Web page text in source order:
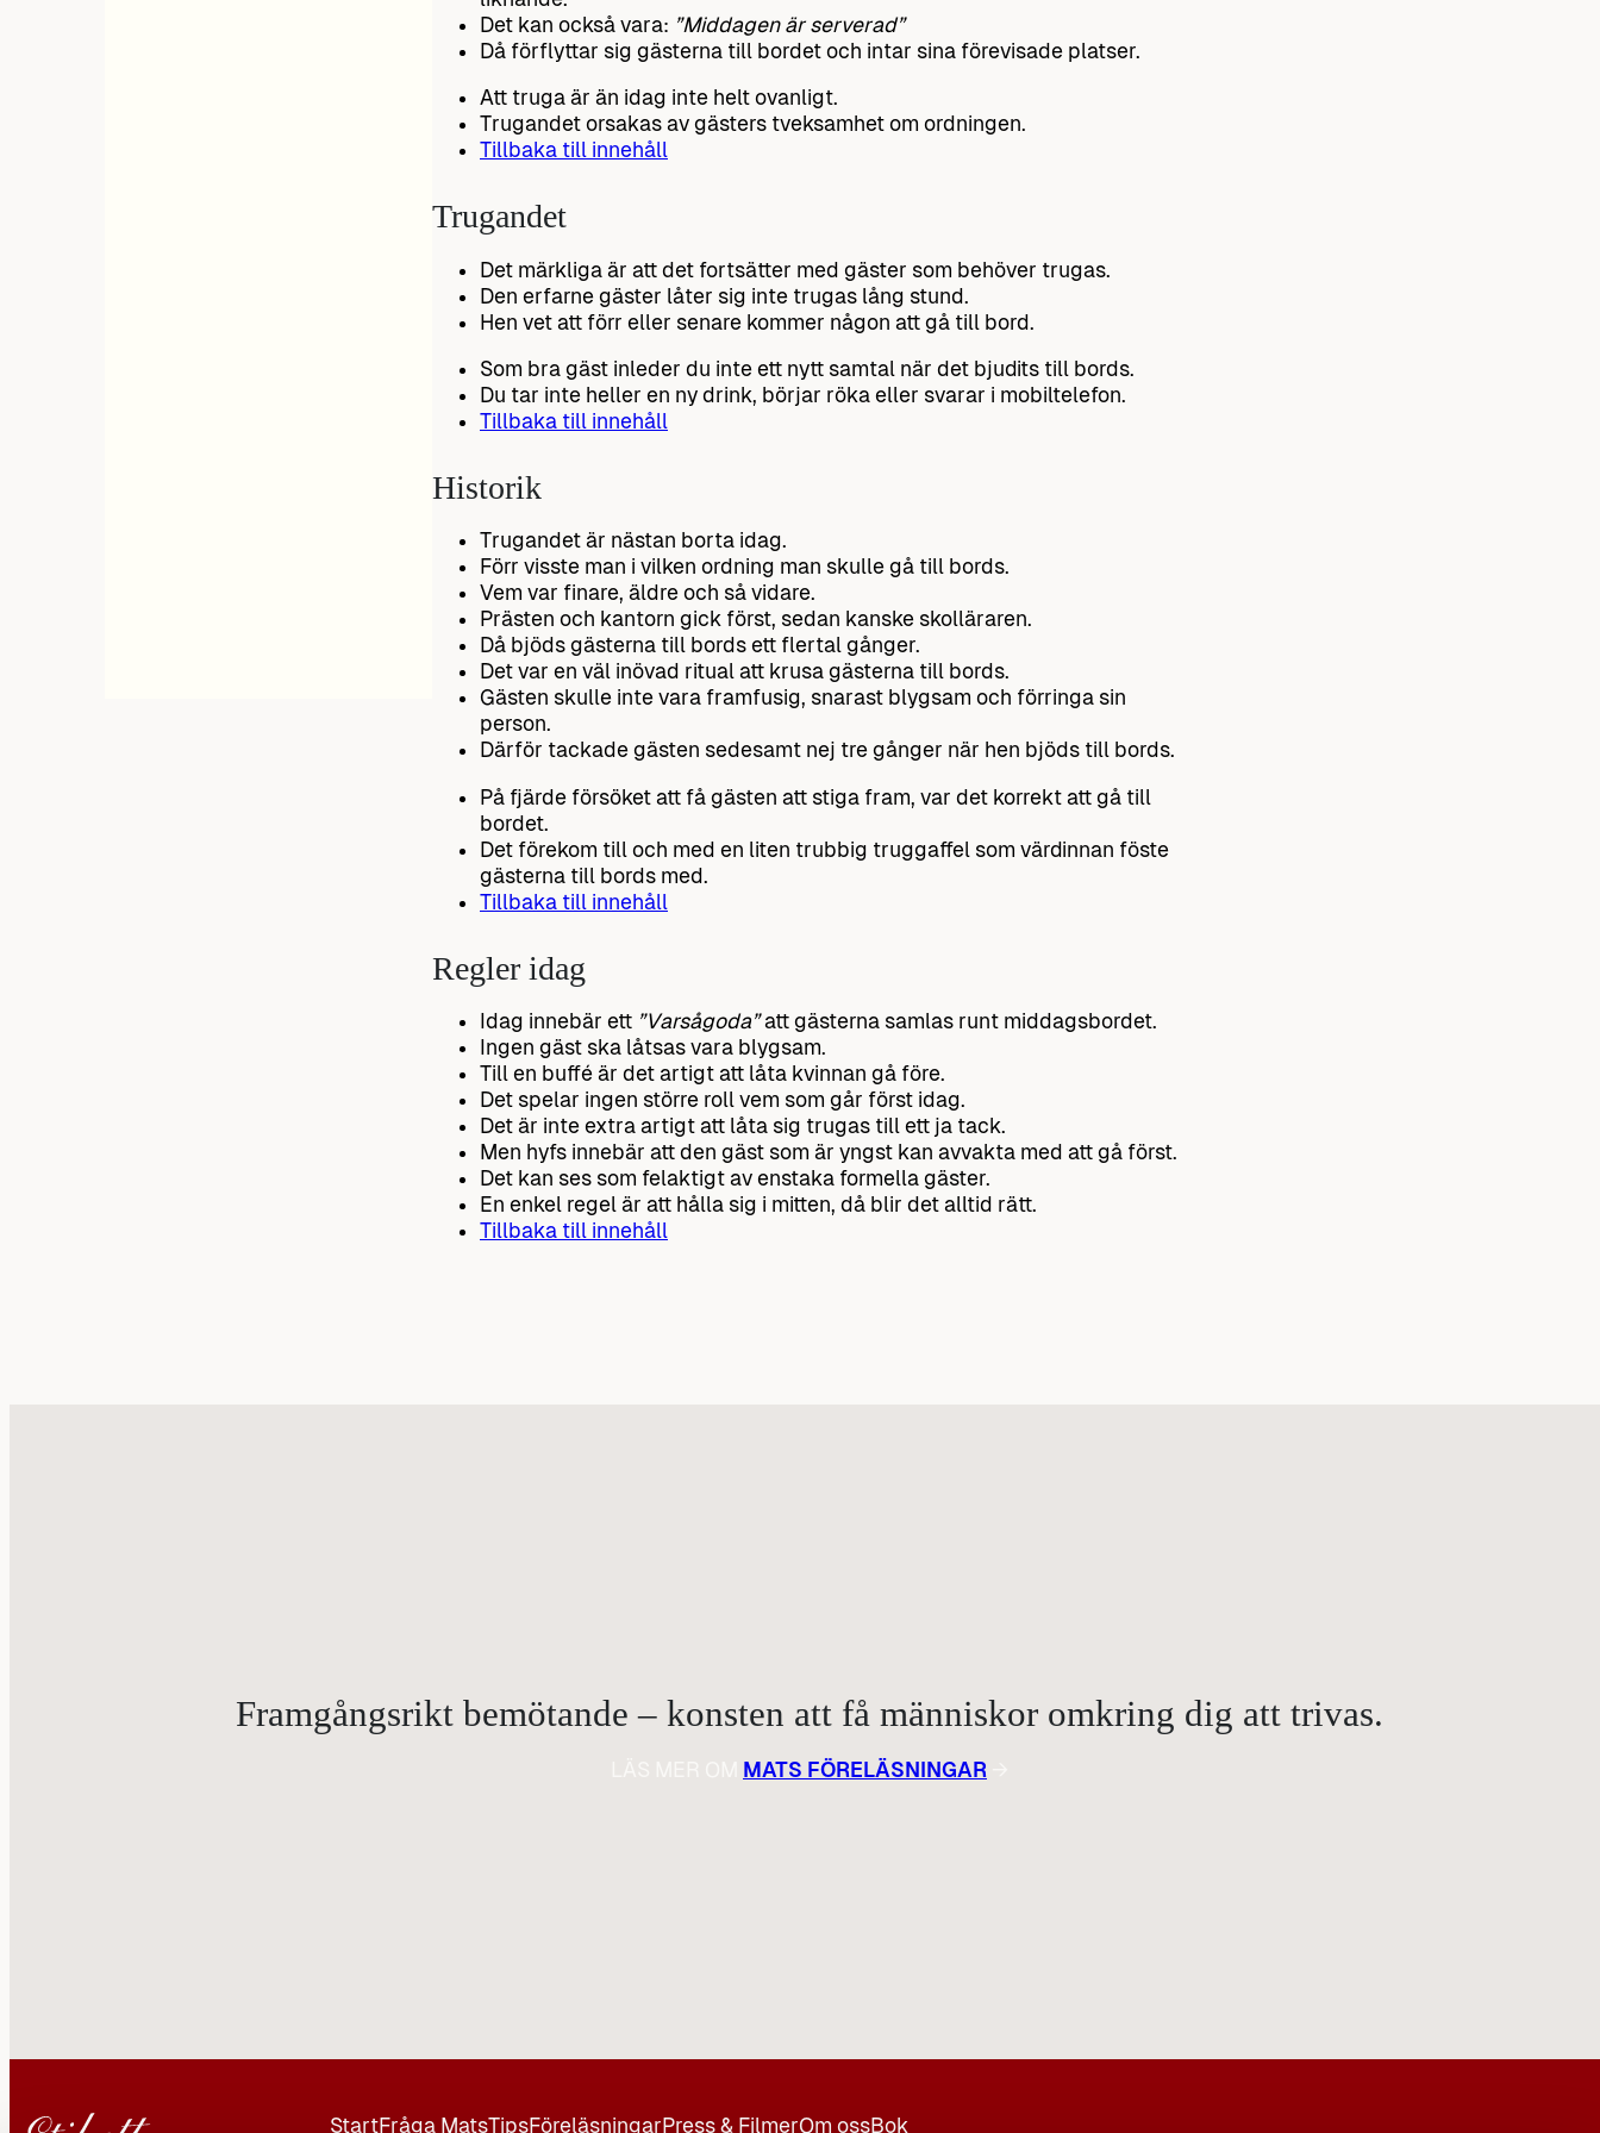
Det kan också vara: ”Middagen är serverad”
Då förflyttar sig gästerna till bordet och intar sina förevisade platser.
Att truga är än idag inte helt ovanligt.
Trugandet orsakas av gästers tveksamhet om ordningen.
Tillbaka till innehåll
Trugandet
Det märkliga är att det fortsätter med gäster som behöver trugas.
Den erfarne gäster låter sig inte trugas lång stund.
Hen vet att förr eller senare kommer någon att gå till bord.
Som bra gäst inleder du inte ett nytt samtal när det bjudits till bords.
Du tar inte heller en ny drink, börjar röka eller svarar i mobiltelefon.
Tillbaka till innehåll
Historik
Trugandet är nästan borta idag.
Förr visste man i vilken ordning man skulle gå till bords.
Vem var finare, äldre och så vidare.
Prästen och kantorn gick först, sedan kanske skolläraren.
Då bjöds gästerna till bords ett flertal gånger.
Det var en väl inövad ritual att krusa gästerna till bords.
Gästen skulle inte vara framfusig, snarast blygsam och förringa sin
person.
Därför tackade gästen sedesamt nej tre gånger när hen bjöds till bords.
På fjärde försöket att få gästen att stiga fram, var det korrekt att gå till
bordet.
Det förekom till och med en liten trubbig truggaffel som värdinnan föste
gästerna till bords med.
Tillbaka till innehåll
Regler idag
Idag innebär ett ”Varsågoda”att gästerna samlas runt middagsbordet.
Ingen gäst ska låtsas vara blygsam.
Till en buffé är det artigt att låta kvinnan gå före.
Det spelar ingen större roll vem som går först idag.
Det är inte extra artigt att låta sig trugas till ett ja tack.
Men hyfs innebär att den gäst som är yngst kan avvakta med att gå först.
Det kan ses som felaktigt av enstaka formella gäster.
En enkel regel är att hålla sig i mitten, då blir det alltid rätt.
Tillbaka till innehåll
Framgångsrikt bemötande – konsten att få människor omkring dig att trivas.
MATS FÖRELÄSNINGAR
StartFråga MatsTipsFöreläsningar Press & FilmerOm ossBok